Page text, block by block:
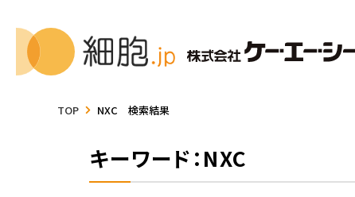
TOP NXC 検索結果
キーワード：NXC